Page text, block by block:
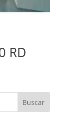
RD